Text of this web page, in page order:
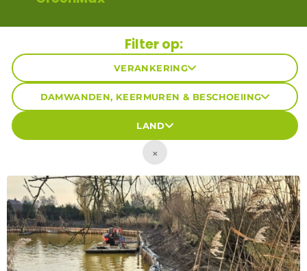
Filter op:
VERANKERING
DAMWANDEN, KEERMUREN & BESCHOEIING
LAND
×